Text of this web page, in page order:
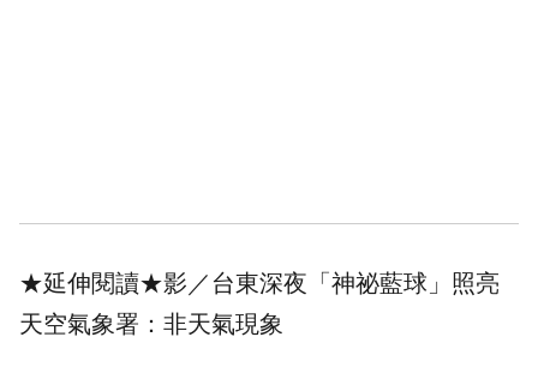
★延伸閱讀★影／台東深夜「神祕藍球」照亮
天空氣象署：非天氣現象